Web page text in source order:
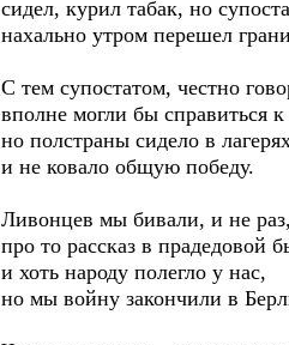
сидел, курил табак, но
нахально утром перешел
С тем супостатом, честно
вполне могли бы справиться к
но полстраны сидело в
и не ковало общую победу.
Ливонцев мы бивали, и не раз,
про то рассказ в прадедовой
и хоть народу полегло у нас,
но мы войну закончили в